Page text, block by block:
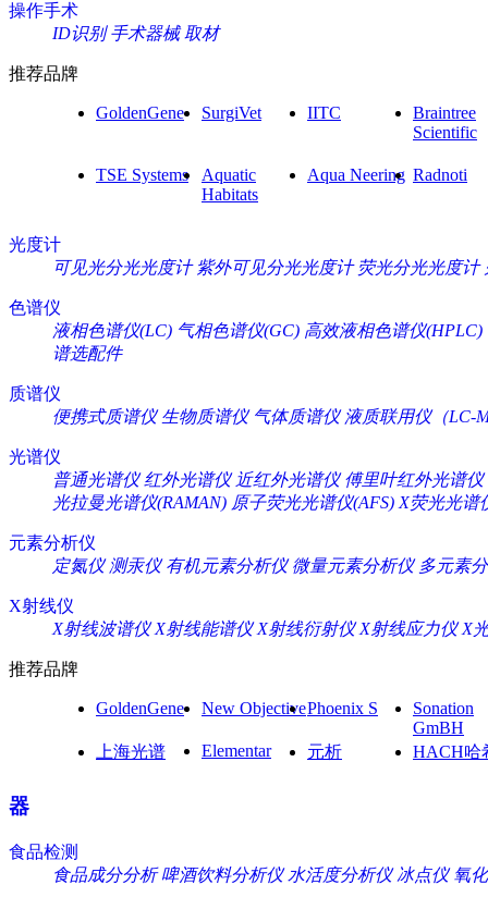
操作手术
ID识别 手术器械 取材
推荐品牌
GoldenGene SurgiVet IITC
Braintree
Scientific
TSE Systems
Aquatic
Habitats
Aqua Neering Radnoti
光度计
可见光分光光度计 紫外可见分光光度计 荧光分光光度计
色谱仪
液相色谱仪(LC) 气相色谱仪(GC) 高效液相色谱仪(HPLC)
谱选配件
质谱仪
便携式质谱仪 生物质谱仪 气体质谱仪 液质联用仪（LC-
光谱仪
普通光谱仪 红外光谱仪 近红外光谱仪 傅里叶红外光谱仪
光拉曼光谱仪(RAMAN) 原子荧光光谱仪(AFS) X荧光光谱
元素分析仪
定氮仪 测汞仪 有机元素分析仪 微量元素分析仪 多元素
X射线仪
X射线波谱仪 X射线能谱仪 X射线衍射仪 X射线应力仪 X
推荐品牌
GoldenGene New ObjectivePhoenix S
Sonation
GmBH
上海光谱
Elementar 元析 HACH哈
器
食品检测
食品成分分析 啤酒饮料分析仪 水活度分析仪 冰点仪 氧